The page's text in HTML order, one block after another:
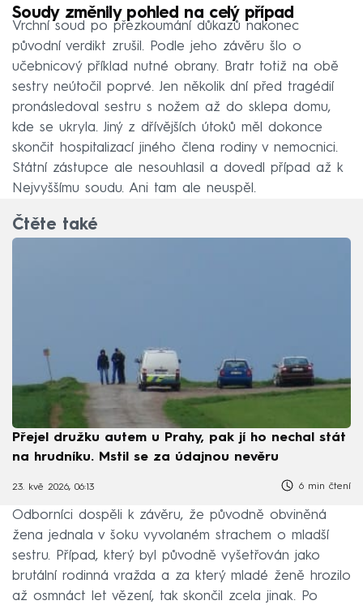
Soudy změnily pohled na celý případ
Vrchní soud po přezkoumání důkazů nakonec
původní verdikt zrušil. Podle jeho závěru šlo o
učebnicový příklad nutné obrany. Bratr totiž na obě
sestry neútočil poprvé. Jen několik dní před tragédií
pronásledoval sestru s nožem až do sklepa domu,
kde se ukryla. Jiný z dřívějších útoků měl dokonce
skončit hospitalizací jiného člena rodiny v nemocnici.
Státní zástupce ale nesouhlasil a dovedl případ až k
Nejvyššímu soudu. Ani tam ale neuspěl.
Čtěte také
Přejel družku autem u Prahy, pak jí ho nechal stát
na hrudníku. Mstil se za údajnou nevěru
23. kvě 2026, 06:13 6 min čtení
Odborníci dospěli k závěru, že původně obviněná
žena jednala v šoku vyvolaném strachem o mladší
sestru. Případ, který byl původně vyšetřován jako
brutální rodinná vražda a za který mladé ženě hrozilo
až osmnáct let vězení, tak skončil zcela jinak. Po